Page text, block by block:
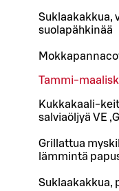
Suklaakakkua,
suolapähkinää
Tammi-
Kukkakaali-
salviaöljyä VE ,G
Grillattua
lämmintä
Suklaakakkua,